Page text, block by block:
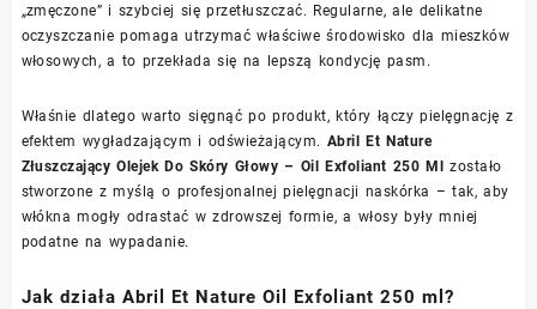
„zmęczone” i szybciej się przetłuszczać. Regularne, ale delikatne
oczyszczanie pomaga utrzymać właściwe środowisko dla mieszków
włosowych, a to przekłada się na lepszą kondycję pasm.
Właśnie dlatego warto sięgnąć po produkt, który łączy pielęgnację z
efektem wygładzającym i odświeżającym. Abril Et Nature
Złuszczający Olejek Do Skóry Głowy – Oil Exfoliant 250 Ml zostało
stworzone z myślą o profesjonalnej pielęgnacji naskórka – tak, aby
włókna mogły odrastać w zdrowszej formie, a włosy były mniej
podatne na wypadanie.
Jak działa Abril Et Nature Oil Exfoliant 250 ml?